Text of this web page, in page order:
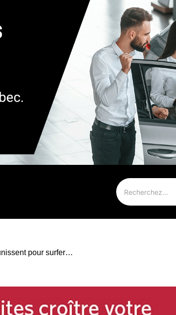
TRADER et Dealertrack Canada s'unissent pour surfer la vague de l'achat en ligne